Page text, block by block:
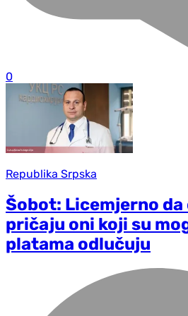
0
Republika Srpska
Šobot: Licemjerno da
pričaju oni koji su
platama odlučuju